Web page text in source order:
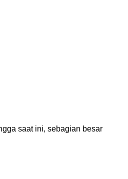
saat ini, sebagian besar